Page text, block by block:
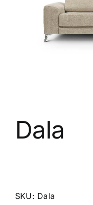
Dala
SKU: Dala